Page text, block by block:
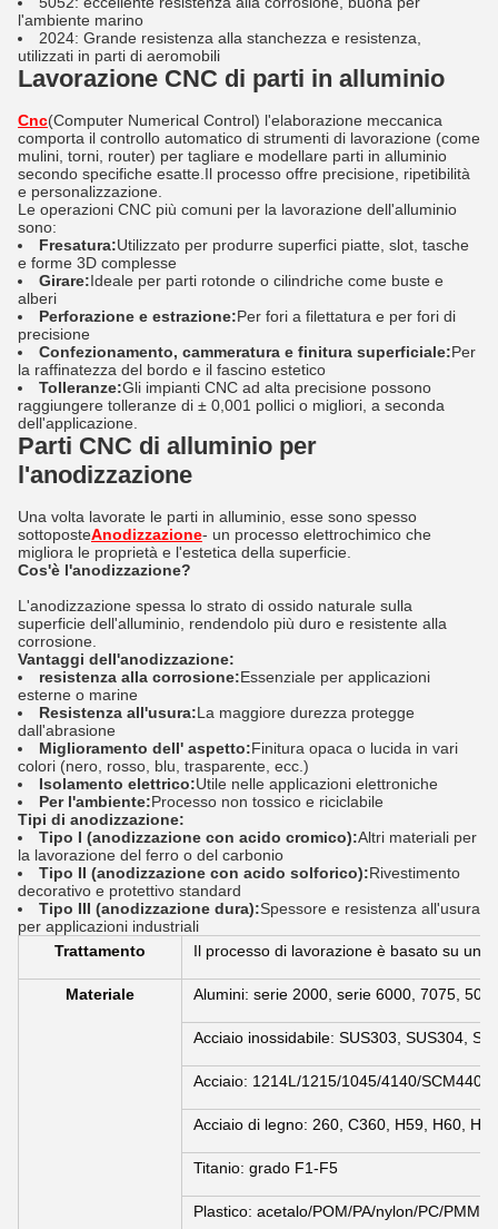
l'ambiente marino
2024: Grande resistenza alla stanchezza e resistenza,
utilizzati in parti di aeromobili
Lavorazione CNC di parti in alluminio
Cnc(Computer Numerical Control) l'elaborazione meccanica
comporta il controllo automatico di strumenti di lavorazione (come
mulini, torni, router) per tagliare e modellare parti in alluminio
secondo specifiche esatte.Il processo offre precisione, ripetibilità
e personalizzazione.
Le operazioni CNC più comuni per la lavorazione dell'alluminio
sono:
Fresatura:Utilizzato per produrre superfici piatte, slot, tasche
e forme 3D complesse
Girare:Ideale per parti rotonde o cilindriche come buste e
alberi
Perforazione e estrazione:Per fori a filettatura e per fori di
precisione
Confezionamento, cammeratura e finitura superficiale:Per
la raffinatezza del bordo e il fascino estetico
Tolleranze:Gli impianti CNC ad alta precisione possono
raggiungere tolleranze di ± 0,001 pollici o migliori, a seconda
dell'applicazione.
Parti CNC di alluminio per
l'anodizzazione
Una volta lavorate le parti in alluminio, esse sono spesso
sottoposteAnodizzazione- un processo elettrochimico che
migliora le proprietà e l'estetica della superficie.
Cos'è l'anodizzazione?
L'anodizzazione spessa lo strato di ossido naturale sulla
superficie dell'alluminio, rendendolo più duro e resistente alla
corrosione.
Vantaggi dell'anodizzazione:
resistenza alla corrosione:Essenziale per applicazioni
esterne o marine
Resistenza all'usura:La maggiore durezza protegge
dall'abrasione
Miglioramento dell' aspetto:Finitura opaca o lucida in vari
colori (nero, rosso, blu, trasparente, ecc.)
Isolamento elettrico:Utile nelle applicazioni elettroniche
Per l'ambiente:Processo non tossico e riciclabile
Tipi di anodizzazione:
Tipo I (anodizzazione con acido cromico):Altri materiali per
la lavorazione del ferro o del carbonio
Tipo II (anodizzazione con acido solforico):Rivestimento
decorativo e protettivo standard
Tipo III (anodizzazione dura):Spessore e resistenza all'usura
per applicazioni industriali
Trattamento
Il processo di lavorazione è basato su
Materiale Alumini: serie 2000, serie 6000, 7075,
Acciaio inossidabile: SUS303, SUS304,
Acciaio: 1214L/1215/1045/4140/SCM440/
Acciaio di legno: 260, C360, H59, H60,
Titanio: grado F1-F5
Plastico: acetalo/POM/PA/nylon/PC/